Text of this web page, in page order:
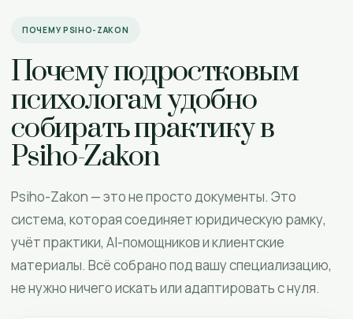
ПОЧЕМУ PSIHO-ZAKON
Почему подростковым
психологам удобно
собирать практику в
Psiho-Zakon
Psiho-Zakon — это не просто документы. Это
система, которая соединяет юридическую рамку,
учёт практики, AI-помощников и клиентские
материалы. Всё собрано под вашу специализацию,
не нужно ничего искать или адаптировать с нуля.